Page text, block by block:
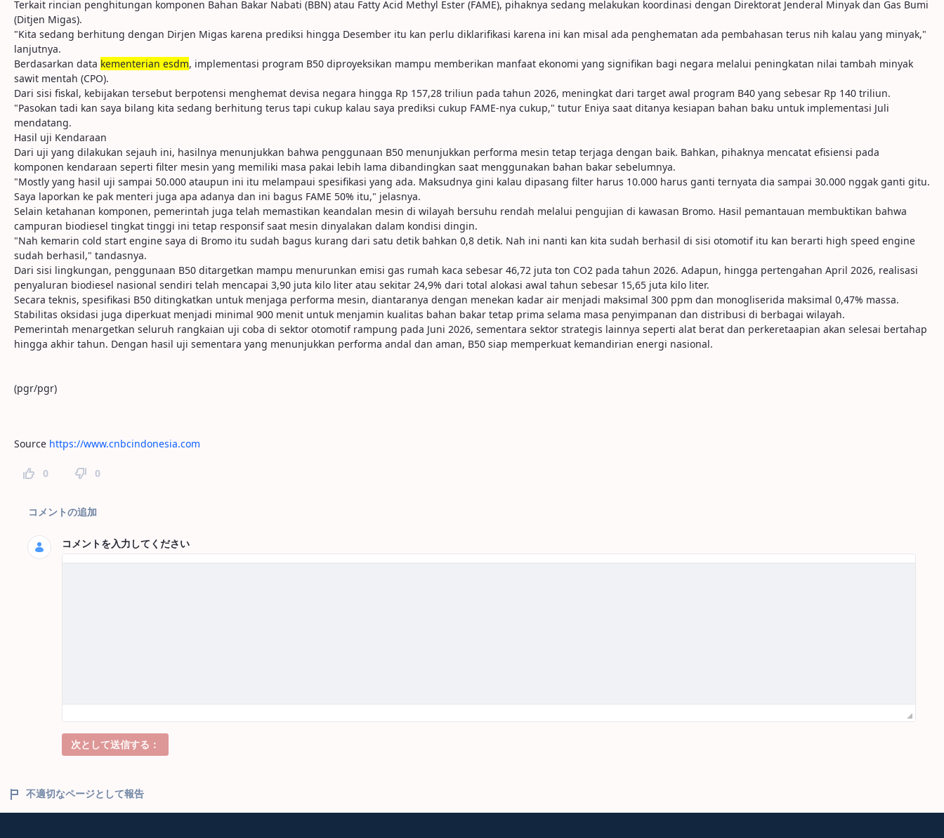
Terkait rincian penghitungan komponen Bahan Bakar Nabati (BBN) atau Fatty Acid Methyl Ester (FAME), pihaknya sedang melakukan koordinasi dengan Direktorat Jenderal Minyak dan Gas Bumi
(Ditjen Migas).
"Kita sedang berhitung dengan Dirjen Migas karena prediksi hingga Desember itu kan perlu diklarifikasi karena ini kan misal ada penghematan ada pembahasan terus nih kalau yang minyak,"
lanjutnya.
Berdasarkan data kementerian esdm, implementasi program B50 diproyeksikan mampu memberikan manfaat ekonomi yang signifikan bagi negara melalui peningkatan nilai tambah minyak
sawit mentah (CPO).
Dari sisi fiskal, kebijakan tersebut berpotensi menghemat devisa negara hingga Rp 157,28 triliun pada tahun 2026, meningkat dari target awal program B40 yang sebesar Rp 140 triliun.
"Pasokan tadi kan saya bilang kita sedang berhitung terus tapi cukup kalau saya prediksi cukup FAME-nya cukup," tutur Eniya saat ditanya kesiapan bahan baku untuk implementasi Juli
mendatang.
Hasil uji Kendaraan
Dari uji yang dilakukan sejauh ini, hasilnya menunjukkan bahwa penggunaan B50 menunjukkan performa mesin tetap terjaga dengan baik. Bahkan, pihaknya mencatat efisiensi pada
komponen kendaraan seperti filter mesin yang memiliki masa pakai lebih lama dibandingkan saat menggunakan bahan bakar sebelumnya.
"Mostly yang hasil uji sampai 50.000 ataupun ini itu melampaui spesifikasi yang ada. Maksudnya gini kalau dipasang filter harus 10.000 harus ganti ternyata dia sampai 30.000 nggak ganti gitu.
Saya laporkan ke pak menteri juga apa adanya dan ini bagus FAME 50% itu," jelasnya.
Selain ketahanan komponen, pemerintah juga telah memastikan keandalan mesin di wilayah bersuhu rendah melalui pengujian di kawasan Bromo. Hasil pemantauan membuktikan bahwa
campuran biodiesel tingkat tinggi ini tetap responsif saat mesin dinyalakan dalam kondisi dingin.
"Nah kemarin cold start engine saya di Bromo itu sudah bagus kurang dari satu detik bahkan 0,8 detik. Nah ini nanti kan kita sudah berhasil di sisi otomotif itu kan berarti high speed engine
sudah berhasil," tandasnya.
Dari sisi lingkungan, penggunaan B50 ditargetkan mampu menurunkan emisi gas rumah kaca sebesar 46,72 juta ton CO2 pada tahun 2026. Adapun, hingga pertengahan April 2026, realisasi
penyaluran biodiesel nasional sendiri telah mencapai 3,90 juta kilo liter atau sekitar 24,9% dari total alokasi awal tahun sebesar 15,65 juta kilo liter.
Secara teknis, spesifikasi B50 ditingkatkan untuk menjaga performa mesin, diantaranya dengan menekan kadar air menjadi maksimal 300 ppm dan monogliserida maksimal 0,47% massa.
Stabilitas oksidasi juga diperkuat menjadi minimal 900 menit untuk menjamin kualitas bahan bakar tetap prima selama masa penyimpanan dan distribusi di berbagai wilayah.
Pemerintah menargetkan seluruh rangkaian uji coba di sektor otomotif rampung pada Juni 2026, sementara sektor strategis lainnya seperti alat berat dan perkeretaapian akan selesai bertahap
hingga akhir tahun. Dengan hasil uji sementara yang menunjukkan performa andal dan aman, B50 siap memperkuat kemandirian energi nasional.
(pgr/pgr)
Source https://www.cnbcindonesia.com
0 0
ページコメント
コメントの追加
コメントを入力してください
次として送信する：
不適切なページとして報告